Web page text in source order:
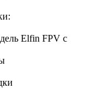
Elfin FPV с